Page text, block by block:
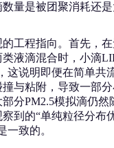
量是被团聚消耗还是
工程指向。首先，
液滴混合时，小滴
这说明即便在简单共
与粘附，导致一部分
分PM2.5模拟滴仍然
到的“单纯粒径分布
一致的。